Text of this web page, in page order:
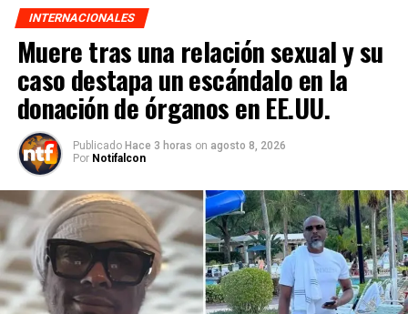
INTERNACIONALES
Muere tras una relación sexual y su
caso destapa un escándalo en la
donación de órganos en EE.UU.
Publicado Hace 3 horas on agosto 8, 2026
Por Notifalcon